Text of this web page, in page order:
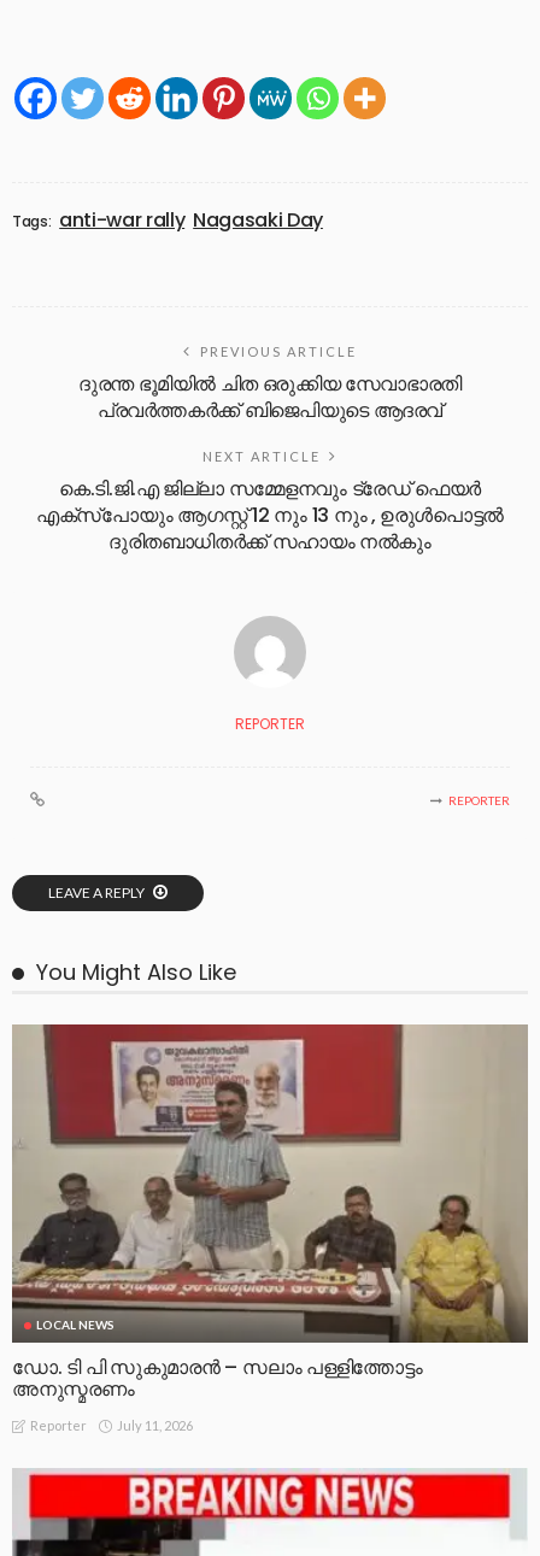
Tags: anti-war rally Nagasaki Day
PREVIOUS ARTICLE
ദുരന്ത ഭൂമിയിൽ ചിത ഒരുക്കിയ സേവാഭാരതി
പ്രവർത്തകർക്ക് ബിജെപിയുടെ ആദരവ്
NEXT ARTICLE
കെ.ടി.ജി.എ ജില്ലാ സമ്മേളനവും ട്രേഡ് ഫെയർ
എക്സ്പോയും ആഗസ്റ്റ് 12 നും 13 നും , ഉരുൾപൊട്ടൽ
ദുരിതബാധിതർക്ക് സഹായം നൽകും
REPORTER
REPORTER
LEAVE A REPLY
You Might Also Like
LOCAL NEWS
ഡോ. ടി പി സുകുമാരൻ – സലാം പള്ളിത്തോട്ടം
അനുസ്മരണം
Reporter July 11, 2026